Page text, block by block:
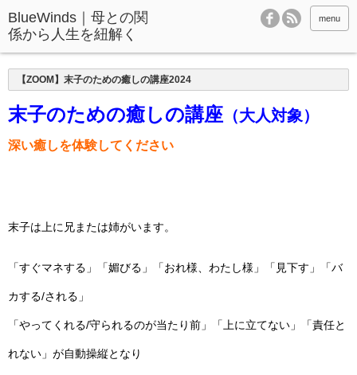
BlueWinds｜母との関
係から人生を紐解く
menu
【ZOOM】末子のための癒しの講座2024
末子のための癒しの講座 （大人対象）
深い癒しを体験してください
末子は上に兄または姉がいます。
「すぐマネする」「媚びる」「おれ様、わたし様」「見下す」「バ
カする/される」
「やってくれる/守られるのが当たり前」「上に立てない」「責任と
れない」が自動操縦となり